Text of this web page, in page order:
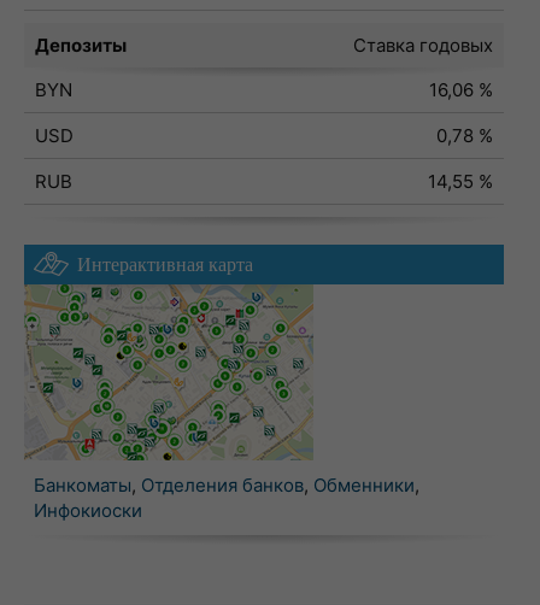
Депозиты
Ставка годовых
BYN
16,06 %
USD
0,78 %
RUB
14,55 %
Интерактивная карта
Банкоматы, Отделения банков, Обменники,
Инфокиоски